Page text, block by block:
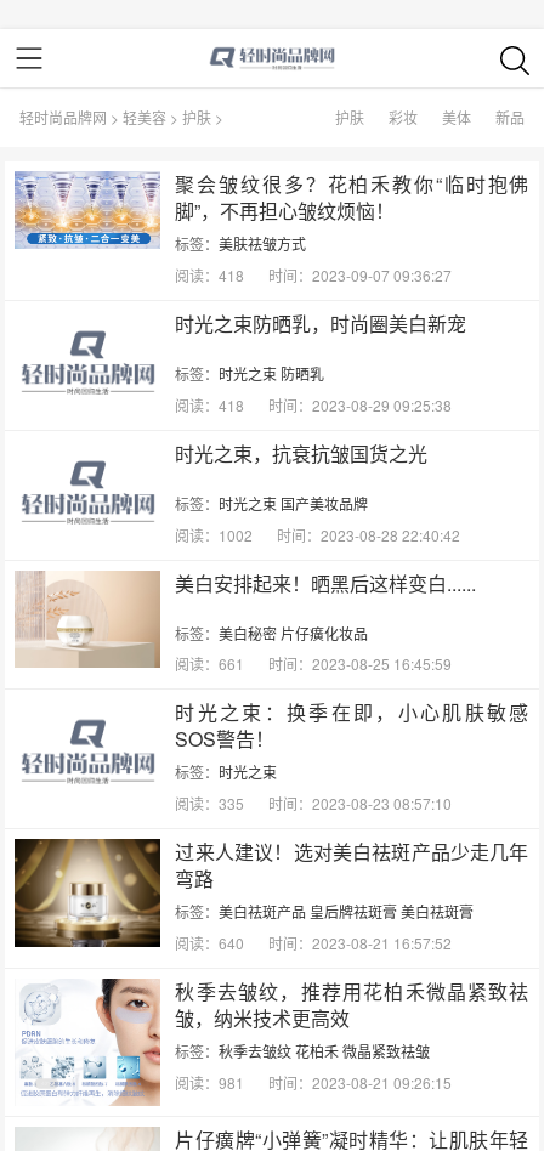
轻时尚品牌网 >轻美容 >护肤 > 护肤 彩妆 美体 新品
聚会皱纹很多？花柏禾教你“临时抱佛
脚”，不再担心皱纹烦恼！
标签：美肤祛皱方式
阅读：418
时间：2023-09-07 09:36:27
时光之束防晒乳，时尚圈美白新宠
标签： 时光之束 防晒乳
阅读：418
时间：2023-08-29 09:25:38
时光之束，抗衰抗皱国货之光
标签： 时光之束 国产美妆品牌
阅读：1002
时间：2023-08-28 22:40:42
美白安排起来！晒黑后这样变白......
标签：美白秘密 片仔癀化妆品
阅读：661
时间：2023-08-25 16:45:59
时光之束：换季在即，小心肌肤敏感
SOS警告！
标签： 时光之束
阅读：335
时间：2023-08-23 08:57:10
过来人建议！选对美白祛斑产品少走几年
弯路
标签：美白祛斑产品 皇后牌祛斑膏 美白祛斑膏
阅读：640
时间：2023-08-21 16:57:52
秋季去皱纹，推荐用花柏禾微晶紧致祛
皱，纳米技术更高效
标签：秋季去皱纹 花柏禾 微晶紧致祛皱
阅读：981
时间：2023-08-21 09:26:15
片仔癀牌“小弹簧”凝时精华：让肌肤年轻